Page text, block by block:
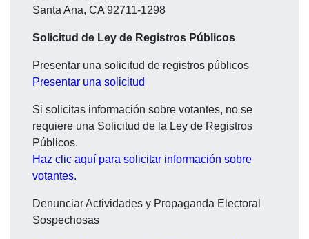
Santa Ana, CA 92711-1298
Solicitud de Ley de Registros Públicos
Presentar una solicitud de registros públicos
Presentar una solicitud
Si solicitas información sobre votantes, no se
requiere una Solicitud de la Ley de Registros
Públicos.
Haz clic aquí para solicitar información sobre
votantes.
Denunciar Actividades y Propaganda Electoral
Sospechosas